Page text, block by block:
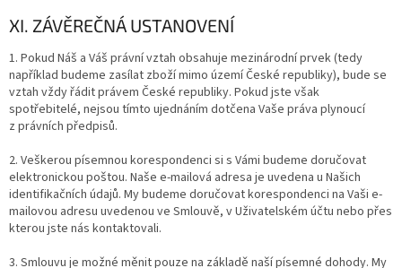
XI. ZÁVĚREČNÁ USTANOVENÍ
1. Pokud Náš a Váš právní vztah obsahuje mezinárodní prvek (tedy
například budeme zasílat zboží mimo území České republiky), bude se
vztah vždy řádit právem České republiky. Pokud jste však
spotřebitelé, nejsou tímto ujednáním dotčena Vaše práva plynoucí
z právních předpisů.
2. Veškerou písemnou korespondenci si s Vámi budeme doručovat
elektronickou poštou. Naše e-mailová adresa je uvedena u Našich
identifikačních údajů. My budeme doručovat korespondenci na Vaši e-
mailovou adresu uvedenou ve Smlouvě, v Uživatelském účtu nebo přes
kterou jste nás kontaktovali.
3. Smlouvu je možné měnit pouze na základě naší písemné dohody. My